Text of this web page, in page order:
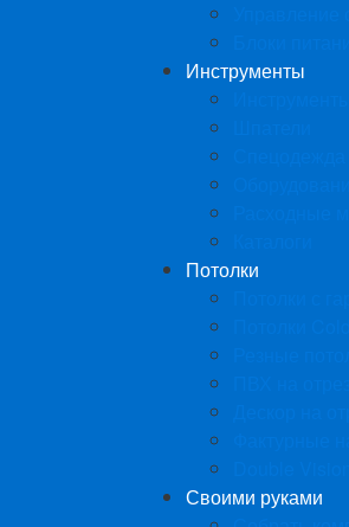
Инструменты
Потолки
Своими руками